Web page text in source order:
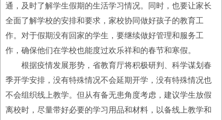
通，及时了解学生假期的生活学习情况。同时，也要让家长
全面了解学校的安排和要求，家校协同做好孩子的教育工
作。对于假期没有回家的学生，要继续做好管理和服务工
作，确保他们在学校也能度过欢乐祥和的春节和寒假。
根据疫情发展形势，省教育厅将积极研判、科学谋划春
季开学安排，没有特殊情况不会延期开学，没有特殊情况也
不会组织线上教学。但从有备无患角度考虑，建议学生放假
离校时，尽量带好必要的学习用品和材料，以备线上教学和